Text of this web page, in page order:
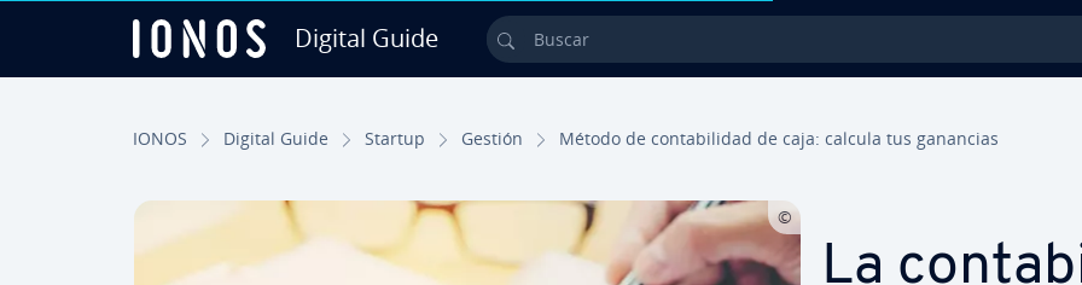
Digital Guide Buscar
IONOS Digital Guide Startup Gestión Método de co­n­ta­bi­li­dad de caja: calcula tus ganancias
La